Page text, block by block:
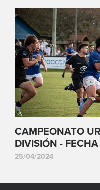
CAMPEONATO
DIVISIÓN -
25/04/2024